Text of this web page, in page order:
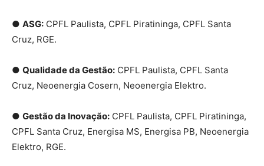
● ASG: CPFL Paulista, CPFL Piratininga, CPFL Santa
Cruz, RGE.
● Qualidade da Gestão: CPFL Paulista, CPFL Santa
Cruz, Neoenergia Cosern, Neoenergia Elektro.
● Gestão da Inovação: CPFL Paulista, CPFL Piratininga,
CPFL Santa Cruz, Energisa MS, Energisa PB, Neoenergia
Elektro, RGE.